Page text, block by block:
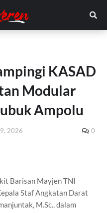
KASAD
Modular
Ampolu
2026 0
Barisan Mayjen TNI
Staf Angkatan Darat
M.Sc., dalam